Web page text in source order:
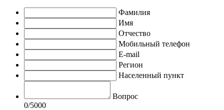
Фамилия
Имя
Отчество
Мобильный телефон
E-mail
Регион
Населенный пункт
Вопрос
0/5000